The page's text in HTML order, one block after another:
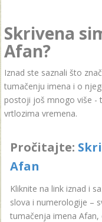
Skrivena
Afan?
Iznad ste saznali što
tumačenju imena i o
postoji još mnogo više -
vrtlozima vremena.
Pročitajte:
Afan
Kliknite na link iznad i
slova i numerologije –
tumačenja imena